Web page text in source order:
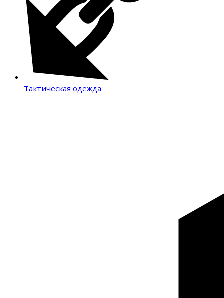
Тактическая одежда